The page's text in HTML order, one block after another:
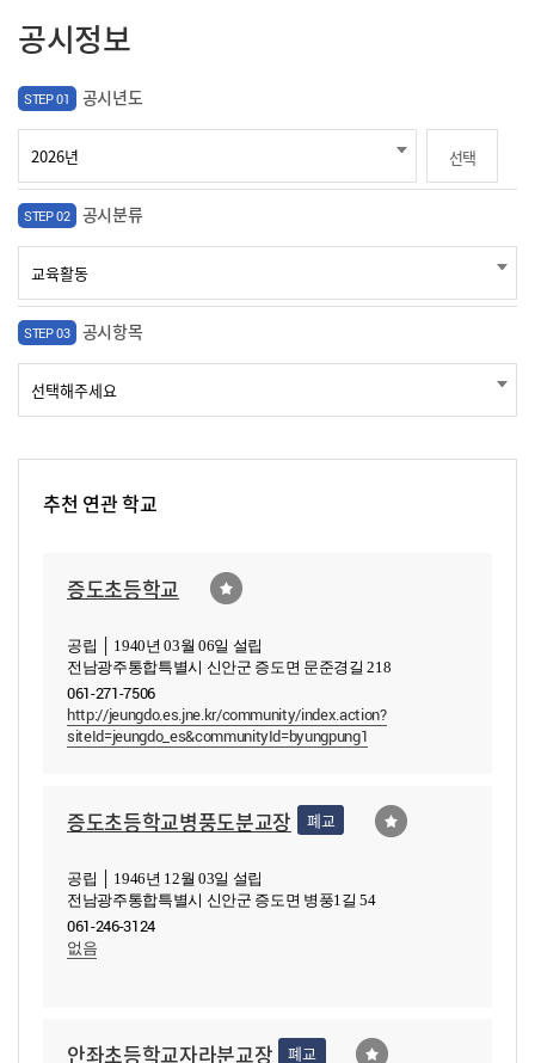
공시정보
STEP 01 공시년도
선택
STEP 02 공시분류
STEP 03 공시항목
추천 연관 학교
증도초등학교
공립 │ 1940년 03월 06일 설립
전남광주통합특별시 신안군 증도면 문준경길 218
061-271-7506
http://jeungdo.es.jne.kr/community/index.action?
siteId=jeungdo_es&communityId=byungpung1
증도초등학교병풍도분교장 폐교
공립 │ 1946년 12월 03일 설립
전남광주통합특별시 신안군 증도면 병풍1길 54
061-246-3124
없음
안좌초등학교자라분교장 폐교